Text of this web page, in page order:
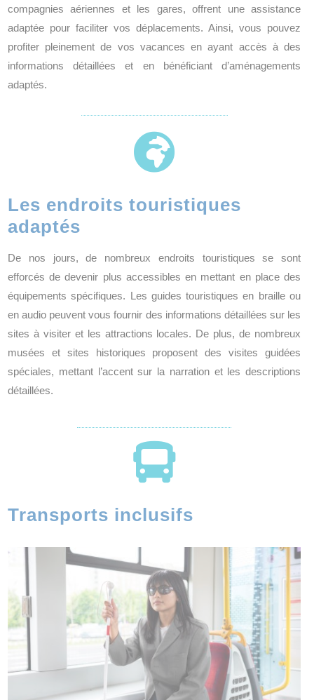
compagnies aériennes et les gares, offrent une assistance
adaptée pour faciliter vos déplacements. Ainsi, vous pouvez
profiter pleinement de vos vacances en ayant accès à des
informations détaillées et en bénéficiant d’aménagements
adaptés.

Les endroits touristiques
adaptés
De nos jours, de nombreux endroits touristiques se sont
efforcés de devenir plus accessibles en mettant en place des
équipements spécifiques. Les guides touristiques en braille ou
en audio peuvent vous fournir des informations détaillées sur les
sites à visiter et les attractions locales. De plus, de nombreux
musées et sites historiques proposent des visites guidées
spéciales, mettant l’accent sur la narration et les descriptions
détaillées.

Transports inclusifs